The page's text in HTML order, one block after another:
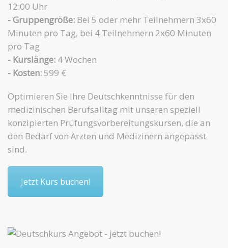
12:00 Uhr
- Gruppengröße: Bei 5 oder mehr Teilnehmern 3x60
Minuten pro Tag, bei 4 Teilnehmern 2x60 Minuten
pro Tag
- Kurslänge: 4 Wochen
- Kosten: 599 €
Optimieren Sie Ihre Deutschkenntnisse für den
medizinischen Berufsalltag mit unseren speziell
konzipierten Prüfungsvorbereitungskursen, die an
den Bedarf von Ärzten und Medizinern angepasst
sind.
Jetzt Kurs buchen!